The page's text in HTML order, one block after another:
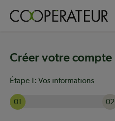
Créer votre compte
Étape 1: Vos informations
01 02